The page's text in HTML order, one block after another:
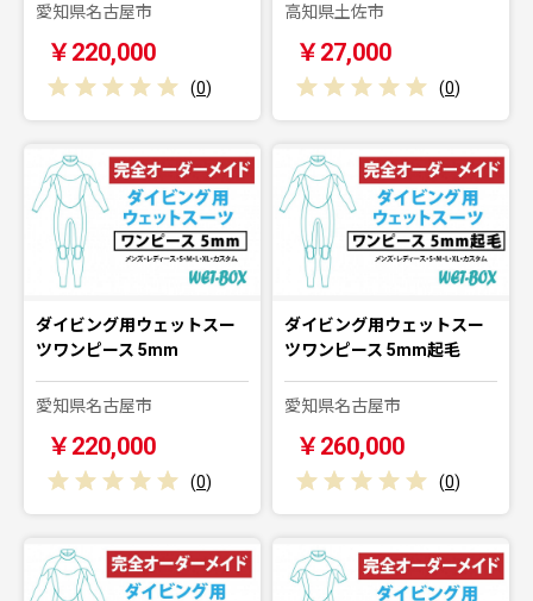
愛知県名古屋市
￥220,000
(0)
高知県土佐市
￥27,000
(0)
ダイビング用ウェットスー
ツワンピース 5mm
愛知県名古屋市
￥220,000
(0)
ダイビング用ウェットスー
ツワンピース 5mm起毛
愛知県名古屋市
￥260,000
(0)